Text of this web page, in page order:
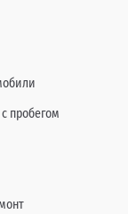
пробегом